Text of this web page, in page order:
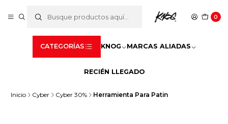
0
CATEGORÍAS KNOG MARCAS ALIADAS
RECIÉN LLEGADO
Inicio Cyber Cyber 30% Herramienta Para Patin